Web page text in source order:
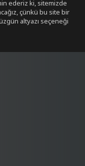
ederiz ki, sitemizde
çünkü bu site bir
altyazı seçeneği